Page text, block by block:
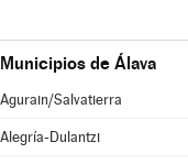
Municipios de Álava
Agurain/Salvatierra
Alegría-Dulantzi